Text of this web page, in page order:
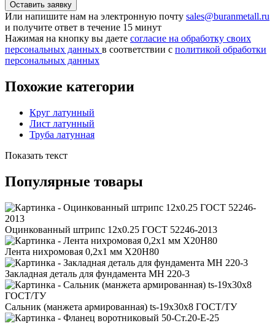
Или напишите нам на электронную почту sales@buranmetall.ru
и получите ответ в течение 15 минут
Нажимая на кнопку вы даете согласие на обработку своих
персональных данных в соответствии с политикой обработки
персональных данных
Похожие категории
Круг латунный
Лист латунный
Труба латунная
Показать текст
Популярные товары
Оцинкованный штрипс 12x0.25 ГОСТ 52246-2013
Лента нихромовая 0,2x1 мм Х20Н80
Закладная деталь для фундамента МН 220-3
Сальник (манжета армированная) ts-19x30x8 ГОСТ/ТУ